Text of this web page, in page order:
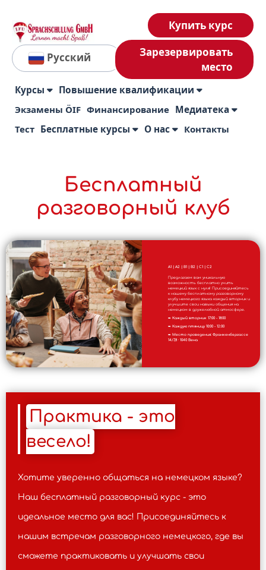
Русский
Купить курс
Зарезервировать
место
Курсы Повышение квалификации
Экзамены ÖIF Финансирование Медиатека
Тест Бесплатные курсы О нас Контакты
Бесплатный
разговорный клуб
A1 | A2 | B1 | B2 | C1 | C2
Предлагаем вам уникальную
возможность бесплатно учить
немецкий язык с нуля! Присоединяйтесь
к нашему бесплатному разговорному
клубу немецкого языка каждый вторник и
улучшите свои навыки общения на
немецком в дружелюбной атмосфере.
➨ Каждый вторник 17:00 - 18:00
➨ Каждую птяницу 10:00 - 12:00
➨ Место проведения: Франкенбергассе
14/7,8 · 1040 Вена
Практика - это
весело!
Хотите уверенно общаться на немецком языке?
Наш бесплатный разговорный курс - это
идеальное место для вас! Присоединяйтесь к
нашим встречам разговорного немецкого, где вы
сможете практиковать и улучшать свои